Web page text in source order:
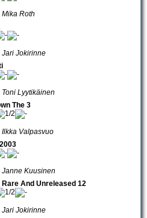
Roth
Jokirinne
Lyytikäinen
The 3
Valpasvuo
Kuusinen
Rare And Unreleased 12
Jokirinne